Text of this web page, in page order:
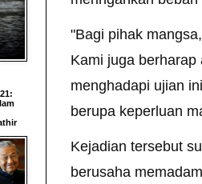
"Bagi pihak
Kami juga
menghadapi ujian
berupa keperluan
Kejadian tersebut
berusaha